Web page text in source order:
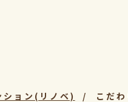
ション(リノベ) こだ